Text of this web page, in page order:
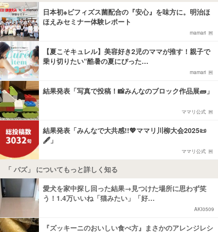
日本初※ビフィズス菌配合の『安心』を味方に。明治ほ
ほえみセミナー体験レポート
mamari
【夏こそキュレル】美容好き2児のママが推す！親子で
乗り切りたい“酷暑の夏にぴった…
mamari
結果発表「写真で投稿！📸みんなのブロック作品展🧱」
ママリ公式
結果発表「みんなで大共感!!💖ママリ川柳大会2025📜
🖋️」
ママリ公式
「 バズ」 についてもっと詳しく知る
愛犬を家中探し回った結果→見つけた場所に思わず笑
う！1.4万いいね「猫みたい」「好…
AKI0509
『ズッキーニのおいしい食べ方』まさかのアレンジレシ